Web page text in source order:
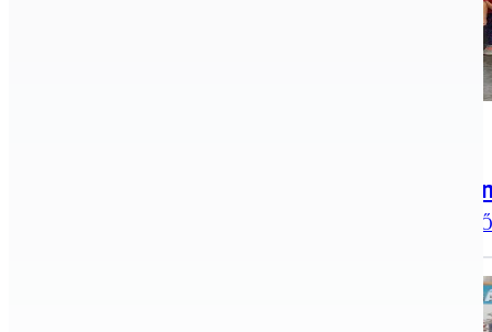
Tudósítás az VII. Őszi Kupa
Október 5-én és 6-án a Kecskeméti Sportiskola úszói VII.